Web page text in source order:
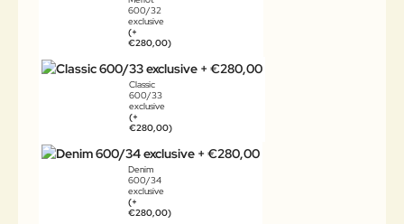
600/32
exclusive
(+
€280,00)
Classic
600/33
exclusive
(+
€280,00)
Denim
600/34
exclusive
(+
€280,00)